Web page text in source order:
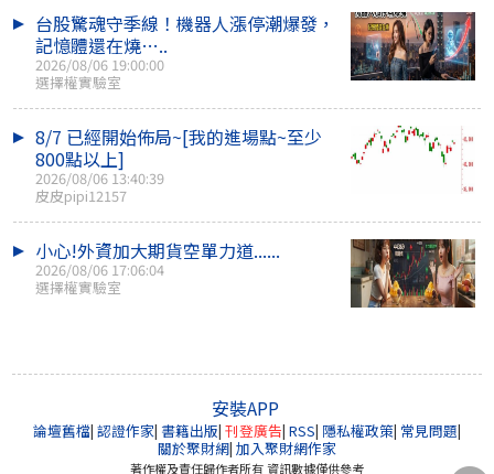
台股驚魂守季線！機器人漲停潮爆發，
記憶體還在燒…..
2026/08/06 19:00:00
選擇權實驗室
8/7 已經開始佈局~[我的進場點~至少
800點以上]
2026/08/06 13:40:39
皮皮pipi12157
小心!外資加大期貨空單力道......
2026/08/06 17:06:04
選擇權實驗室
安裝APP
論壇舊檔| 認證作家| 書籍出版| 刊登廣告| RSS| 隱私權政策| 常見問題|
關於聚財網| 加入聚財網作家
著作權及責任歸作者所有 資訊數據僅供參考